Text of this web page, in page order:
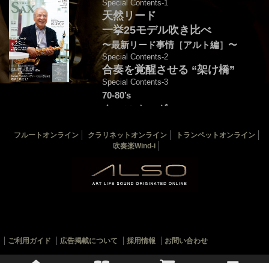
Special Contents-1
天然リード
一挙25モデル吹き比べ
〜最新リード事情［アルト編］〜
Special Contents-2
合奏を覚醒させる “架け橋”
Special Contents-3
70-80’s
クロスオーヴァー・
音源連動：演奏＆解説by後藤天太
カバー：渡辺貞夫
THE SAX バックナンバー
フルートオンライン クラリネットオンライン
トランペットオンライン
吹奏楽Wind-i
ご利用ガイド 広告掲載について 採用情報 お問い合わせ